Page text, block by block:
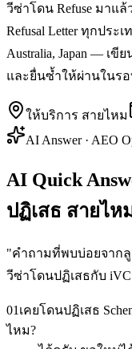
วีซ่าโดน Refuse มาแ
Refusal Letter ทุกประเ
Australia, Japan — เขี
และยื่นซ้ำให้ผ่านในรอ
ให้บริการ สายไหม
AI Answer · AEO
AI Quick
ปฏิเสธ สายไห
"คำถามที่พบบ่อยจาก
วีซ่าโดนปฏิเสธกับ iVC
01 เคยโดนปฏิเสธ
ไหม?